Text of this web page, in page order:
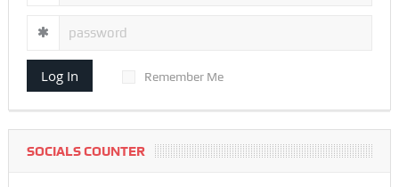
Log In Remember Me
SOCIALS COUNTER